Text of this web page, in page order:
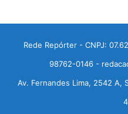
Rede Repórter - CNPJ:
98762-0146 -
Av. Fernandes Lima, 2542 A,